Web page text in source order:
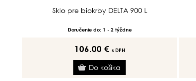
Sklo pre biokrby DELTA 900 L
Doručenie do: 1 - 2 týždne
106.00 € s DPH